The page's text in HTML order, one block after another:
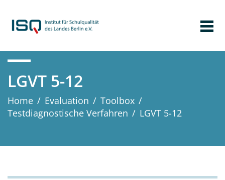
LGVT 5-12
Home / Evaluation / Toolbox /
Testdiagnostische Verfahren / LGVT 5-12